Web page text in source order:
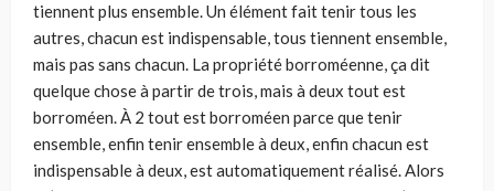
tiennent plus ensemble. Un élément fait tenir tous les
autres, chacun est indispensable, tous tiennent ensemble,
mais pas sans chacun. La propriété borroméenne, ça dit
quelque chose à partir de trois, mais à deux tout est
borroméen. À 2 tout est borroméen parce que tenir
ensemble, enfin tenir ensemble à deux, enfin chacun est
indispensable à deux, est automatique­ment réalisé. Alors